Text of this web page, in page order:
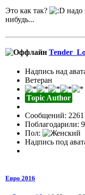
Это как так?
надо
нибудь...
Надпись над
Ветеран
Topic Author
Сообщений: 2261
Поблагодарили:
Пол:
Надпись под
Евро 2016